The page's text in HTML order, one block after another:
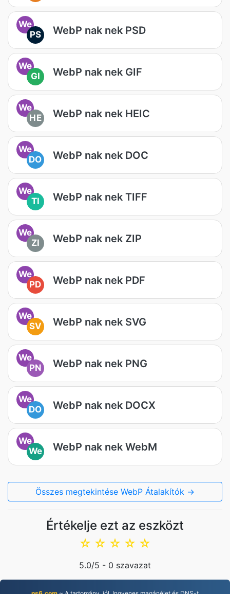
We
PS
WebP nak nek PSD
We
GI
WebP nak nek GIF
We
HE
WebP nak nek HEIC
We
DO
WebP nak nek DOC
We
TI
WebP nak nek TIFF
We
ZI
WebP nak nek ZIP
We
PD
WebP nak nek PDF
We
SV
WebP nak nek SVG
We
PN
WebP nak nek PNG
We
DO
WebP nak nek DOCX
We
We
WebP nak nek WebM
Összes megtekintése WebP Átalakítók →
Értékelje ezt az eszközt
☆
☆
☆
☆
☆
5.0/5 - 0 szavazat